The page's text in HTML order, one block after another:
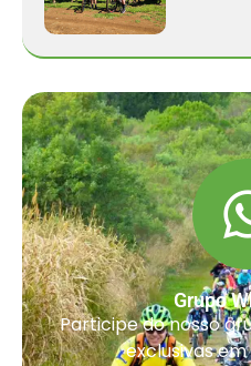
Grupo
Participe do nosso
exclusivas